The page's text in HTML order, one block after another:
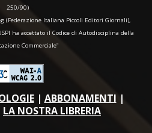
250/90)
(Federazione Italiana Piccoli Editori Giornali),
ha accettato il Codice di Autodisciplina della
Commerciale"
| ABBONAMENTI |
LA NOSTRA LIBRERIA